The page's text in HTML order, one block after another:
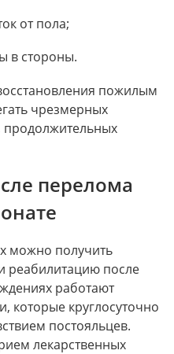
от пола;
в стороны.
пожилым
чрезмерных
продолжительных
перелома
можно получить
реабилитацию после
работают
которые круглосуточно
постояльцев.
лекарственных